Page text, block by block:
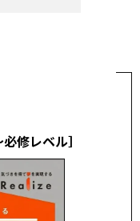
修レベル］